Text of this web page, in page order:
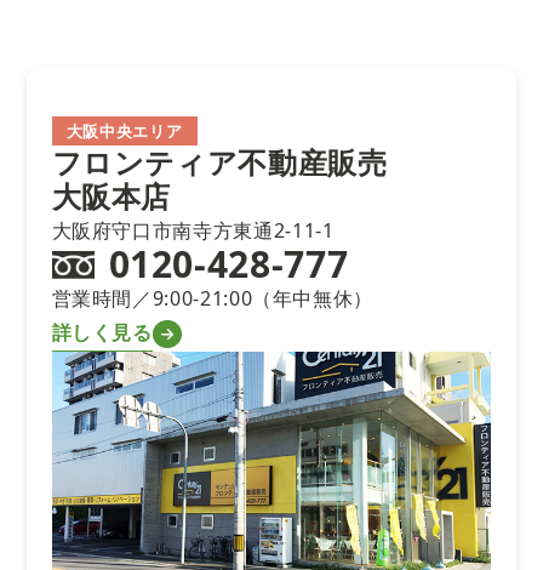
大阪中央エリア
フロンティア不動産販売
大阪本店
大阪府守口市南寺方東通2-11-1
0120-428-777
営業時間／9:00-21:00（年中無休）
詳しく見る